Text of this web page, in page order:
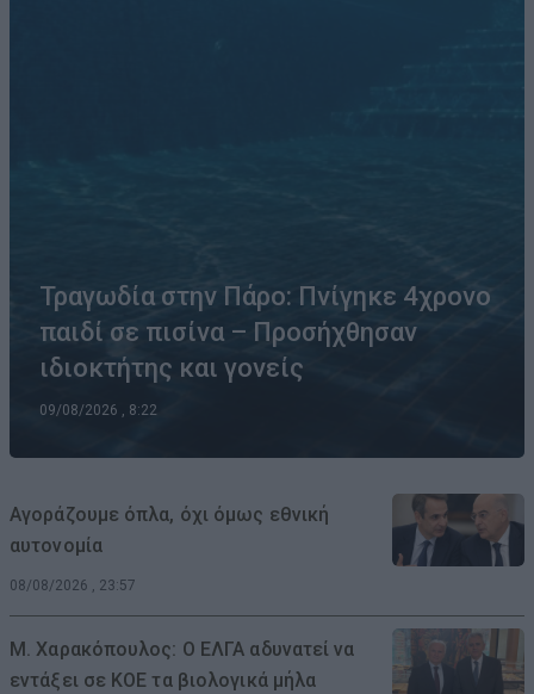
Τραγωδία στην Πάρο: Πνίγηκε 4χρονο
παιδί σε πισίνα – Προσήχθησαν
ιδιοκτήτης και γονείς
09/08/2026 , 8:22
Αγοράζουμε όπλα, όχι όμως εθνική
αυτονομία
08/08/2026 , 23:57
Μ. Χαρακόπουλος: Ο ΕΛΓΑ αδυνατεί να
εντάξει σε ΚΟΕ τα βιολογικά μήλα